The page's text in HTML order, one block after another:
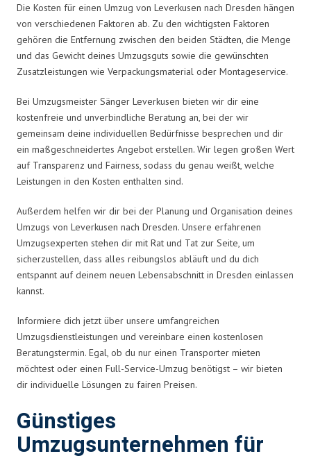
Die Kosten für einen Umzug von Leverkusen nach Dresden hängen
von verschiedenen Faktoren ab. Zu den wichtigsten Faktoren
gehören die Entfernung zwischen den beiden Städten, die Menge
und das Gewicht deines Umzugsguts sowie die gewünschten
Zusatzleistungen wie Verpackungsmaterial oder Montageservice.
Bei Umzugsmeister Sänger Leverkusen bieten wir dir eine
kostenfreie und unverbindliche Beratung an, bei der wir
gemeinsam deine individuellen Bedürfnisse besprechen und dir
ein maßgeschneidertes Angebot erstellen. Wir legen großen Wert
auf Transparenz und Fairness, sodass du genau weißt, welche
Leistungen in den Kosten enthalten sind.
Außerdem helfen wir dir bei der Planung und Organisation deines
Umzugs von Leverkusen nach Dresden. Unsere erfahrenen
Umzugsexperten stehen dir mit Rat und Tat zur Seite, um
sicherzustellen, dass alles reibungslos abläuft und du dich
entspannt auf deinem neuen Lebensabschnitt in Dresden einlassen
kannst.
Informiere dich jetzt über unsere umfangreichen
Umzugsdienstleistungen und vereinbare einen kostenlosen
Beratungstermin. Egal, ob du nur einen Transporter mieten
möchtest oder einen Full-Service-Umzug benötigst – wir bieten
dir individuelle Lösungen zu fairen Preisen.
Günstiges
Umzugsunternehmen für